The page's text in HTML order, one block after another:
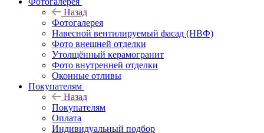
Назад
Фотогалерея
Навесной вентилируемый фасад (НВФ)
Фото внешней отделки
Утолщённый керамогранит
Фото внутренней отделки
Оконные отливы
Покупателям
Назад
Покупателям
Оплата
Индивидуальный подбор